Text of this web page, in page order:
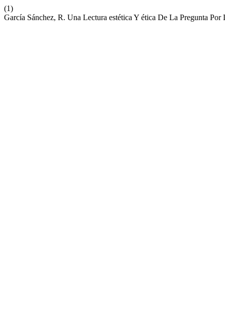
(1)
García Sánchez, R. Una Lectura estética Y ética De La Pregunta